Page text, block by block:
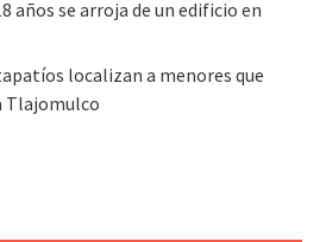
años se arroja de un edificio en
localizan a menores que
Tlajomulco